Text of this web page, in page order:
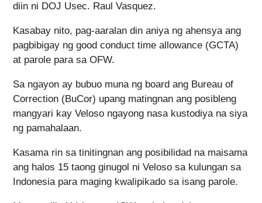
diin ni DOJ Usec. Raul Vasquez.
Kasabay nito, pag-aaralan din aniya ng ahensya ang
pagbibigay ng good conduct time allowance (GCTA)
at parole para sa OFW.
Sa ngayon ay bubuo muna ng board ang Bureau of
Correction (BuCor) upang matingnan ang posibleng
mangyari kay Veloso ngayong nasa kustodiya na siya
ng pamahalaan.
Kasama rin sa tinitingnan ang posibilidad na maisama
ang halos 15 taong ginugol ni Veloso sa kulungan sa
Indonesia para maging kwalipikado sa isang parole.